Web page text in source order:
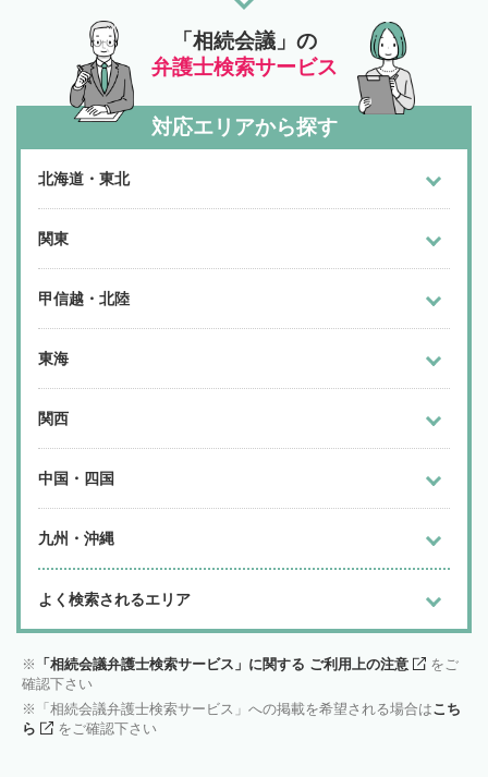
「相続会議」の
弁護士検索サービス
対応エリアから探す
北海道・東北
関東
甲信越・北陸
東海
関西
中国・四国
九州・沖縄
よく検索されるエリア
「相続会議弁護士検索サービス」に関する ご利用上の注意
をご
確認下さい
「相続会議弁護士検索サービス」への掲載を希望される場合はこち
ら
をご確認下さい